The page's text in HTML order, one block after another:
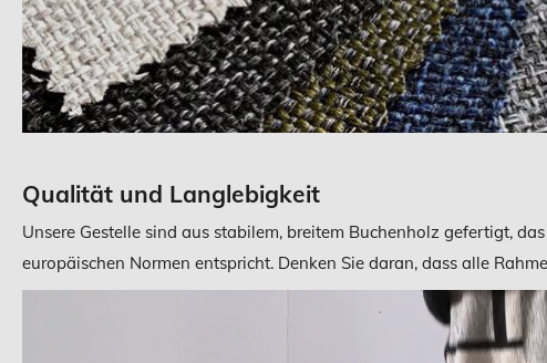
Qualität und Langlebigkeit
Unsere Gestelle sind aus stabilem, breitem Buchenholz gefertigt,
europäischen Normen entspricht. Denken Sie daran, dass alle